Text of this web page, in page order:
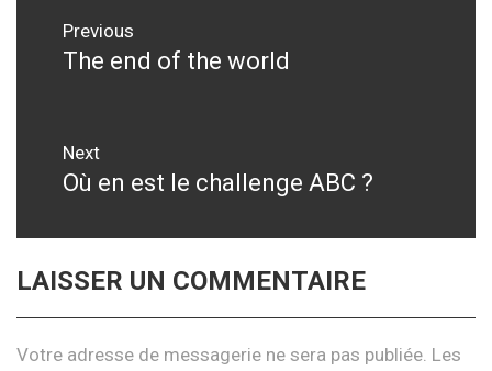
Navigation
Previous
Previous
The end of the world
Next
Next
Où en est le challenge ABC ?
LAISSER UN COMMENTAIRE
Votre adresse de messagerie ne sera pas publiée. Les